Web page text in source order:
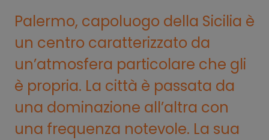
Palermo, capoluogo della Sicilia è
un centro caratterizzato da
un’atmosfera particolare che gli
è propria. La città è passata da
una dominazione all’altra con
una frequenza notevole. La sua